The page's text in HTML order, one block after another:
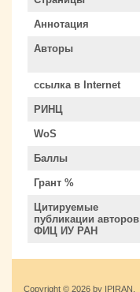
Аннотация
Авторы
ссылка в Internet
РИНЦ
WoS
Баллы
Грант %
Цитируемые
публикации авторов
ФИЦ ИУ РАН
Copyright © 2026 by IPIRAN.